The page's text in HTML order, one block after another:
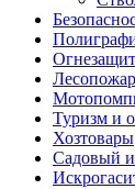
Туризм и
Хозтовары
Садовый